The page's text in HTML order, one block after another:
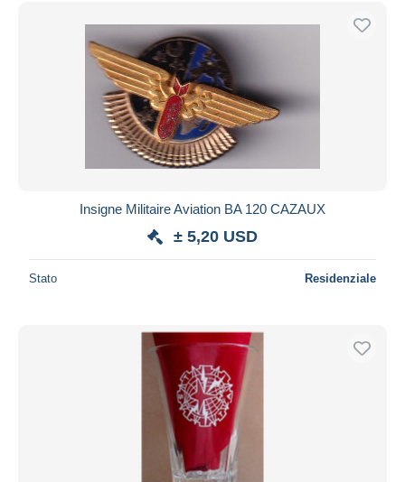
Insigne Militaire Aviation BA 120 CAZAUX
± 5,20 USD
Stato Residenziale